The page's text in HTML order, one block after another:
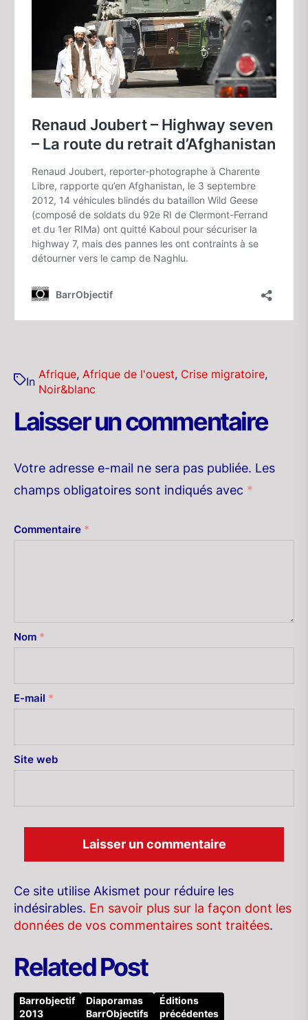
In
Afrique, Afrique de l'ouest, Crise migratoire,
Noir&blanc
Laisser un commentaire
Votre adresse e-mail ne sera pas publiée. Les
champs obligatoires sont indiqués avec *
Commentaire *
Nom *
E-mail *
Site web
Ce site utilise Akismet pour réduire les
indésirables. En savoir plus sur la façon dont les
données de vos commentaires sont traitées.
Related Post
Barrobjectif
2013
Diaporamas
BarrObjectifs
Éditions
précédentes